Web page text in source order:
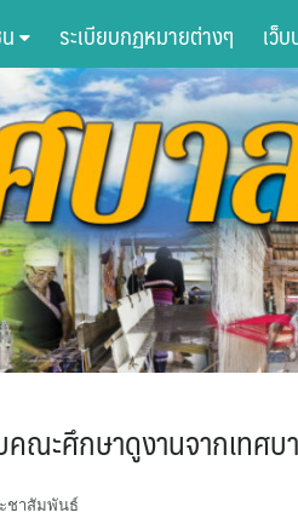
ระเบียบกฏหมายต่างๆ เว็
ณะศึกษาดูงานจากเทศบ
ชาสัมพันธ์